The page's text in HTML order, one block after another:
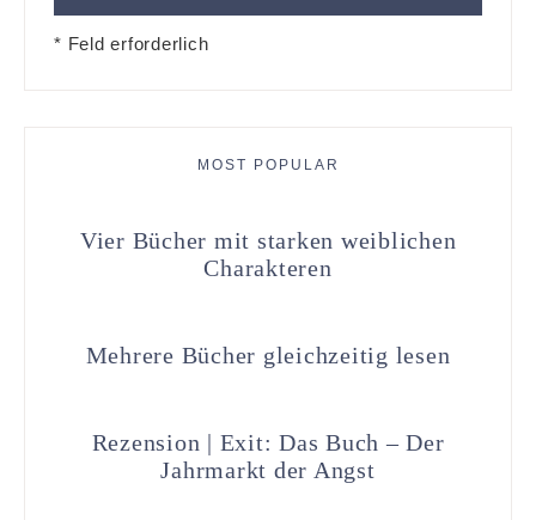
* Feld erforderlich
MOST POPULAR
Vier Bücher mit starken weiblichen
Charakteren
Mehrere Bücher gleichzeitig lesen
Rezension | Exit: Das Buch – Der
Jahrmarkt der Angst